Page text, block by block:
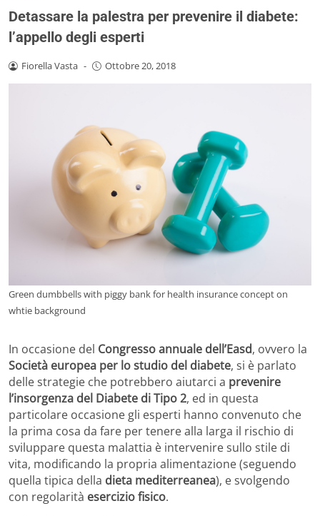
Detassare la palestra per prevenire il diabete:
l’appello degli esperti
Fiorella Vasta - Ottobre 20, 2018
Green dumbbells with piggy bank for health insurance concept on
whtie background
In occasione del Congresso annuale dell’Easd, ovvero la
Società europea per lo studio del diabete, si è parlato
delle strategie che potrebbero aiutarci a prevenire
l’insorgenza del Diabete di Tipo 2, ed in questa
particolare occasione gli esperti hanno convenuto che
la prima cosa da fare per tenere alla larga il rischio di
sviluppare questa malattia è intervenire sullo stile di
vita, modificando la propria alimentazione (seguendo
quella tipica della dieta mediterreanea), e svolgendo
con regolarità esercizio fisico.